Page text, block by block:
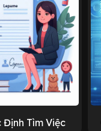
Định Tìm Việc